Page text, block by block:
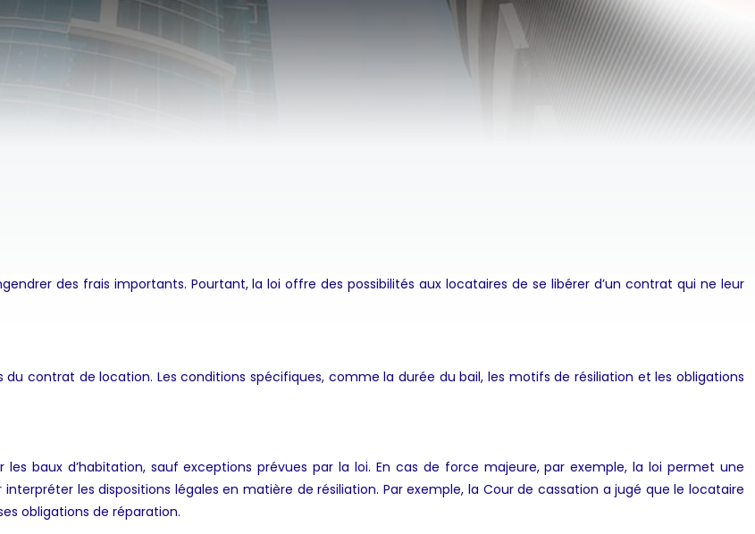
des frais importants. Pourtant, la loi offre des possibilités aux locataires de se libérer d’un contrat qui ne leur
contrat de location. Les conditions spécifiques, comme la durée du bail, les motifs de résiliation et les obligations
baux d’habitation, sauf exceptions prévues par la loi. En cas de force majeure, par exemple, la loi permet une
les dispositions légales en matière de résiliation. Par exemple, la Cour de cassation a jugé que le locataire
obligations de réparation.